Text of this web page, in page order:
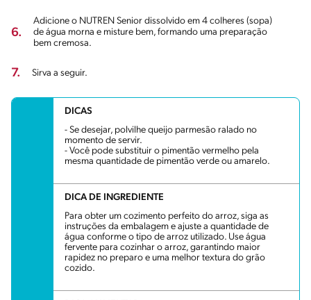
6.
Adicione o NUTREN Senior dissolvido em 4 colheres (sopa)
de água morna e misture bem, formando uma preparação
bem cremosa.
7. Sirva a seguir.
DICAS
- Se desejar, polvilhe queijo parmesão ralado no
momento de servir.
- Você pode substituir o pimentão vermelho pela
mesma quantidade de pimentão verde ou amarelo.
DICA DE INGREDIENTE
Para obter um cozimento perfeito do arroz, siga as
instruções da embalagem e ajuste a quantidade de
água conforme o tipo de arroz utilizado. Use água
fervente para cozinhar o arroz, garantindo maior
rapidez no preparo e uma melhor textura do grão
cozido.